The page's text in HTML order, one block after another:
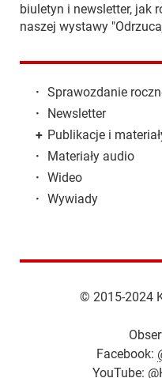
biuletyn i newsletter, jak
naszej wystawy
· Sprawozdanie
·
Newsletter
+ Publikacje i
·
Materiały audio
· Wideo
· Wywiady
© 2015-2024
Facebook:
YouTube: